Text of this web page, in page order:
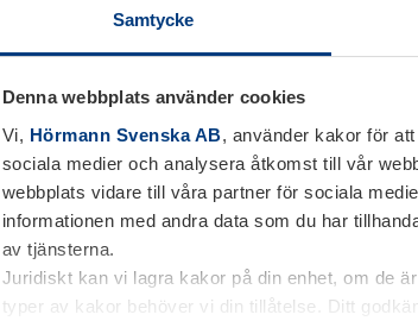
Samtycke
Denna webbplats använder cookies
Vi, Hörmann Svenska AB, använder kakor för
sociala medier och analysera åtkomst till vår
webbplats vidare till våra partner för sociala
informationen med andra data som du har
av tjänsterna.
Juridiskt kan vi lagra kakor på din enhet, om de
typer av kakor behöver vi din tillåtelse. Ditt